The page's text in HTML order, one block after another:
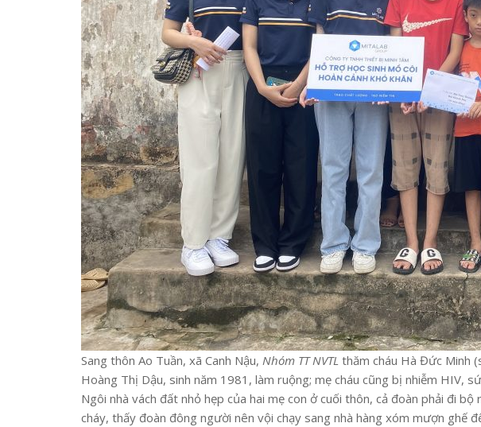
Sang thôn Ao Tuần, xã Canh Nậu, Nhóm TT NVTL thăm cháu Hà Đức Minh
Hoàng Thị Dậu, sinh năm 1981, làm ruộng; mẹ cháu cũng bị nhiễm HIV,
Ngôi nhà vách đất nhỏ hẹp của hai mẹ con ở cuối thôn, cả đoàn phải đi
cháy, thấy đoàn đông người nên vội chạy sang nhà hàng xóm mượn ghế